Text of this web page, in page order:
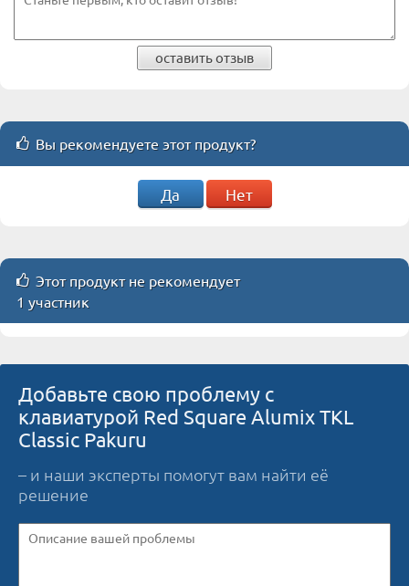
оставить отзыв
Вы рекомендуете этот продукт?
Да Нет
Этот продукт не рекомендует
1 участник
Добавьте свою проблему с
клавиатурой Red Square Alumix TKL
Classic Pakuru
– и наши эксперты помогут вам найти её
решение